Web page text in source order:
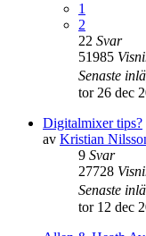
1
2
22 Svar
51985
Senaste
tor 26 dec
Digitalmixer tips?
av Kristian
9 Svar
27728
Senaste
tor 12 dec